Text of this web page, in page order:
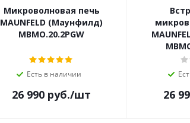
Микроволновая печь
MAUNFELD (Маунфилд)
MBMO.20.2PGW
Есть в наличии
26 990 руб./шт 26